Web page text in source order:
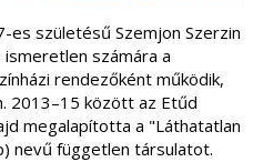
es születésű Szemjon Szerzin
számára a
rendezőként működik,
2013–15 között az Etűd
megalapította a "Láthatatlan
nevű független társulatot.